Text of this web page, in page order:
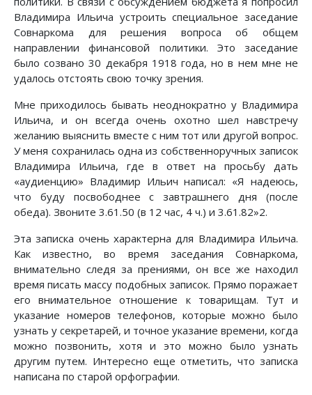
Владимира Ильича устроить специальное заседание
Совнаркома для решения вопроса об общем
направлении финансовой политики. Это заседание
было созвано 30 декабря 1918 года, но в нем мне не
удалось отстоять свою точку зрения.
Мне приходилось бывать неоднократно у Владимира
Ильича, и он всегда очень охотно шел навстречу
желанию выяснить вместе с ним тот или другой вопрос.
У меня сохранилась одна из собственноручных записок
Владимира Ильича, где в ответ на просьбу дать
«аудиенцию» Владимир Ильич написал: «Я надеюсь,
что буду посвободнее с завтрашнего дня (после
обеда). Звоните 3.61.50 (в 12 час, 4 ч.) и 3.61.82»2.
Эта записка очень характерна для Владимира Ильича.
Как известно, во время заседания Совнаркома,
внимательно следя за прениями, он все же находил
время писать массу подобных записок. Прямо поражает
его внимательное отношение к товарищам. Тут и
указание номеров телефонов, которые можно было
узнать у секретарей, и точное указание времени, когда
можно позвонить, хотя и это можно было узнать
другим путем. Интересно еще отметить, что записка
написана по старой орфографии.